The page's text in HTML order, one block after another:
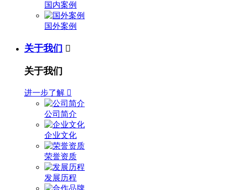
国内案例
国外案例
关于我们 
关于我们
进一步了解 
公司简介
企业文化
荣誉资质
发展历程